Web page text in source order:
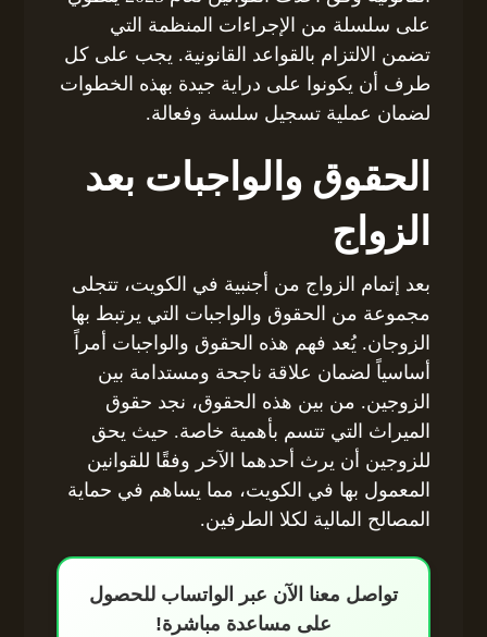
على سلسلة من الإجراءات المنظمة التي
تضمن الالتزام بالقواعد القانونية. يجب على كل
طرف أن يكونوا على دراية جيدة بهذه الخطوات
لضمان عملية تسجيل سلسة وفعالة.
الحقوق والواجبات بعد
الزواج
بعد إتمام الزواج من أجنبية في الكويت، تتجلى
مجموعة من الحقوق والواجبات التي يرتبط بها
الزوجان. يُعد فهم هذه الحقوق والواجبات أمراً
أساسياً لضمان علاقة ناجحة ومستدامة بين
الزوجين. من بين هذه الحقوق، نجد حقوق
الميراث التي تتسم بأهمية خاصة. حيث يحق
للزوجين أن يرث أحدهما الآخر وفقًا للقوانين
المعمول بها في الكويت، مما يساهم في حماية
المصالح المالية لكلا الطرفين.
تواصل معنا الآن عبر الواتساب للحصول
على مساعدة مباشرة!